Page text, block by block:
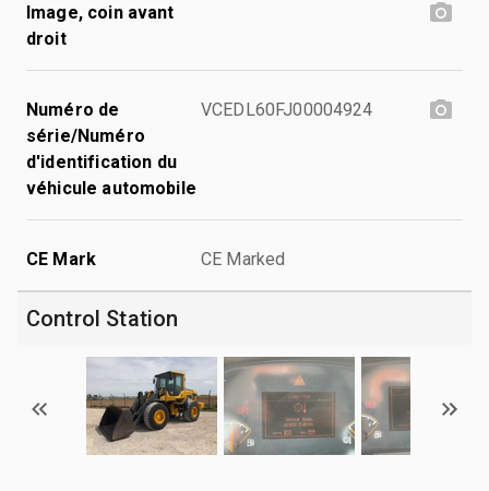
Image, coin avant
droit
Numéro de
série/Numéro
d'identification du
véhicule automobile
VCEDL60FJ00004924
CE Mark CE Marked
Control Station